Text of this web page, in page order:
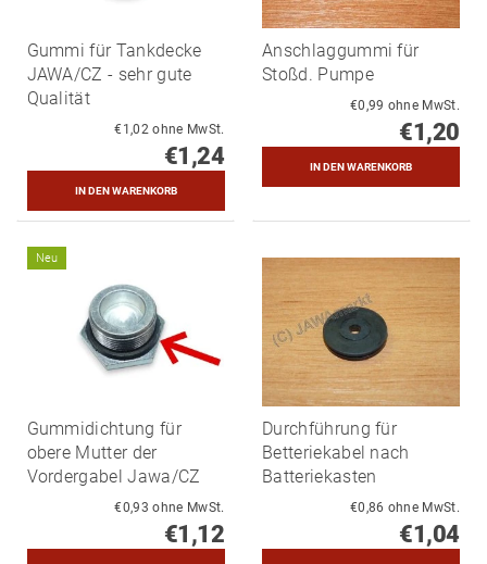
Gummi für Tankdecke
JAWA/CZ - sehr gute
Qualität
€1,02 ohne MwSt.
€1,24
Anschlaggummi für
Stoßd. Pumpe
€0,99 ohne MwSt.
€1,20
Neu
Gummidichtung für
obere Mutter der
Vordergabel Jawa/CZ
€0,93 ohne MwSt.
€1,12
Durchführung für
Betteriekabel nach
Batteriekasten
€0,86 ohne MwSt.
€1,04